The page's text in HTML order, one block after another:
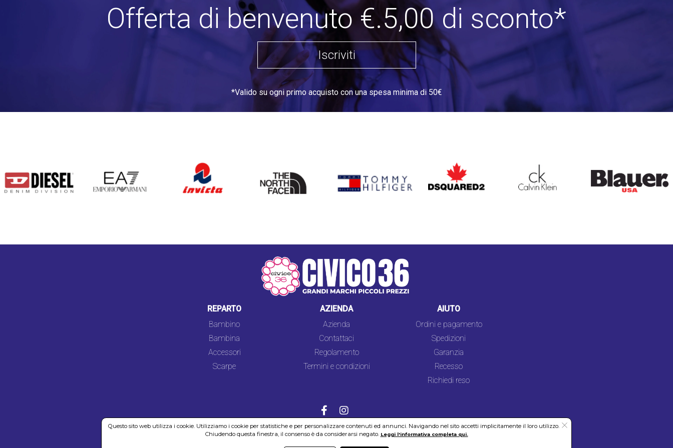
Offerta di benvenuto €.5,00 di sconto*
Iscriviti
*Valido su ogni primo acquisto con una spesa minima di 50€
INVICTA
NORTH
FACE
DSQUARED2 CALVIN KLEIN
REPARTO
Bambino
Bambina
Accessori
Scarpe
AZIENDA
Azienda
Contattaci
Regolamento
Termini e condizioni
AIUTO
Ordini e pagamento
Spedizioni
Garanzia
Recesso
Richiedi reso
COOKIES SICUREZZA PRIVACY
Questo sito web utilizza i cookie. Utilizziamo i cookie per statistiche e per personalizzare contenuti ed annunci. Navigando nel sito accetti implicitamente il loro utilizzo.
Chiudendo questa finestra, il consenso è da considerarsi negato. Leggi l'informativa completa qui.